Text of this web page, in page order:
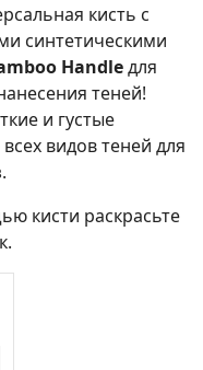
кисть с
синтетическими
Handleдля
теней!
и густые
видов теней для
кисти раскрасьте